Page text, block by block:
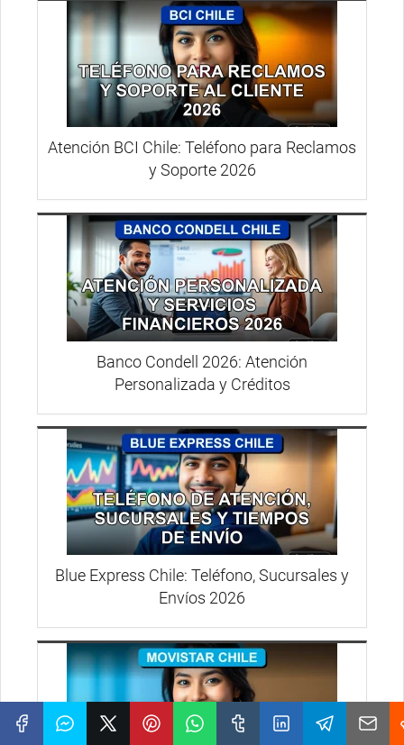
Atención BCI Chile: Teléfono para Reclamos
y Soporte 2026
Banco Condell 2026: Atención
Personalizada y Créditos
Blue Express Chile: Teléfono, Sucursales y
Envíos 2026